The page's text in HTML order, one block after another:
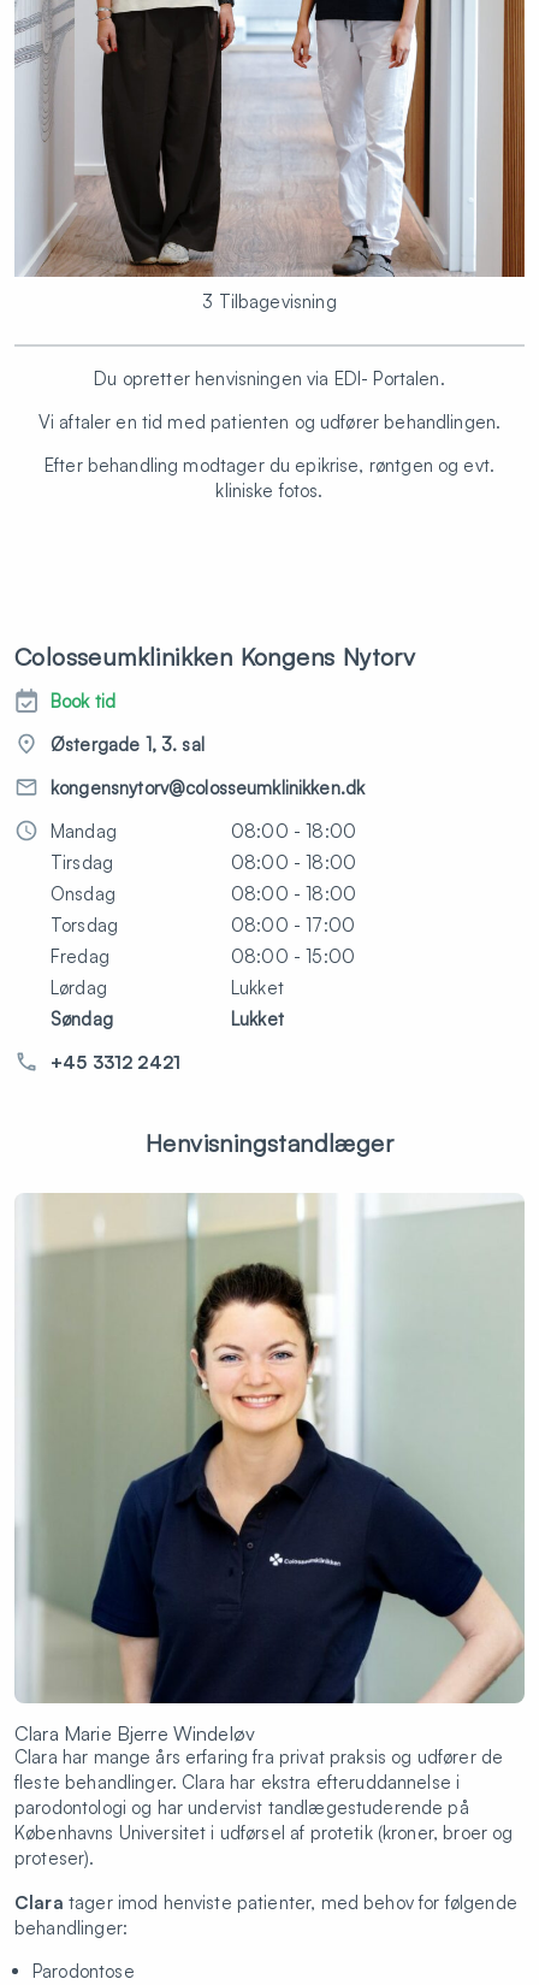
3 Tilbagevisning
Du opretter henvisningen via EDI- Portalen.
Vi aftaler en tid med patienten og udfører behandlingen.
Efter behandling modtager du epikrise, røntgen og evt.
kliniske fotos.
Colosseumklinikken Kongens Nytorv
Book tid
Østergade 1, 3. sal
kongensnytorv@colosseumklinikken.dk
Mandag
08:00 - 18:00
Tirsdag
08:00 - 18:00
Onsdag
08:00 - 18:00
Torsdag
08:00 - 17:00
Fredag
08:00 - 15:00
Lørdag
Lukket
Søndag
Lukket
+45 3312 2421
Henvisningstandlæger
Clara Marie Bjerre Windeløv
Clara har mange års erfaring fra privat praksis og udfører de
fleste behandlinger. Clara har ekstra efteruddannelse i
parodontologi og har undervist tandlægestuderende på
Københavns Universitet i udførsel af protetik (kroner, broer og
proteser).
Clara tager imod henviste patienter, med behov for følgende
behandlinger:
Parodontose